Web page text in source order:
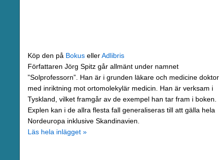
Köp den på Bokus ellerAdlibris
Författaren Jörg Spitz går allmänt under namnet
”Solprofessorn”. Han är i grunden läkare och medicine doktor
med inriktning mot ortomolekylär medicin. Han är verksam i
Tyskland, vilket framgår av de exempel han tar fram i boken.
Explen kan i de allra flesta fall generaliseras till att gälla hela
Nordeuropa inklusive Skandinavien.
Läs hela inlägget »